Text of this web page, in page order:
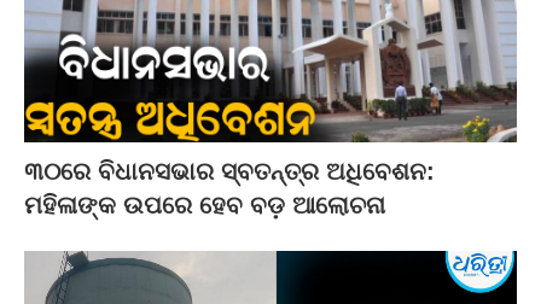
୩୦ରେ ବିଧାନସଭାର ସ୍ବତନ୍ତ୍ର ଅଧିବେଶନ:
ମହିଳାଙ୍କ ଉପରେ ହେବ ବଡ଼ ଆଲୋଚନା